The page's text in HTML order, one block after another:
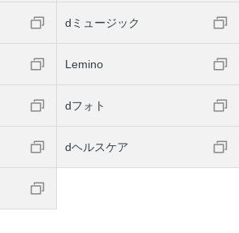
dミュージック
Lemino
dフォト
dヘルスケア